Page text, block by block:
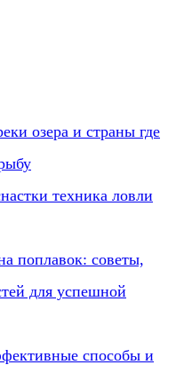
озера и страны где
техника ловли
поплавок: советы,
для успешной
способы и